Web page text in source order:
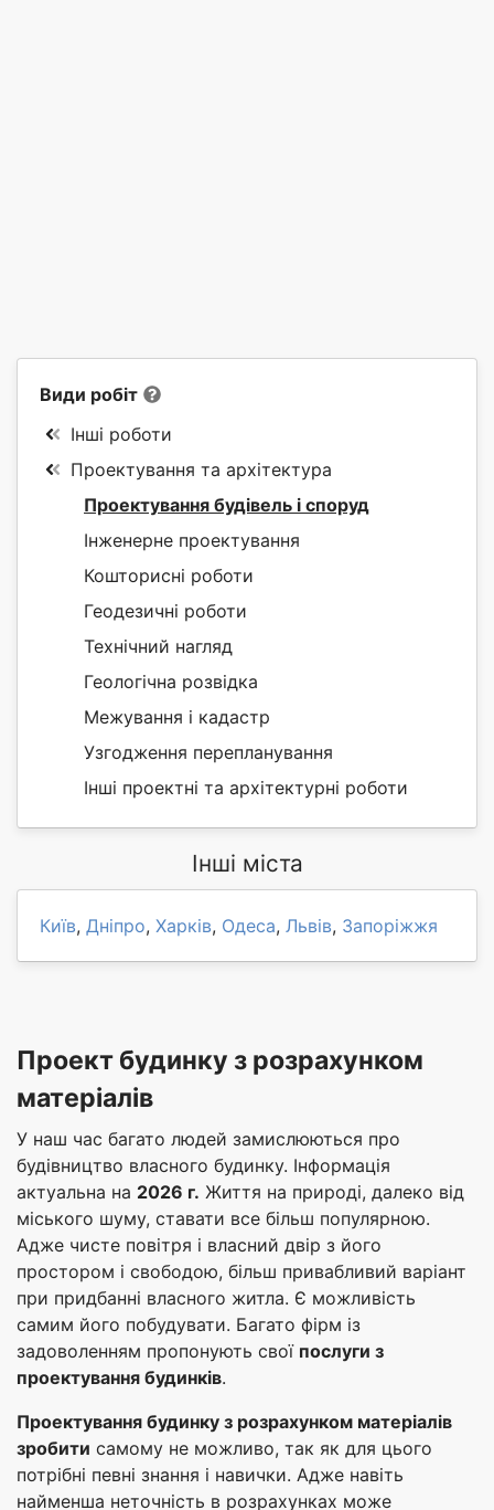
Види робіт
Інші роботи
Проектування та архітектура
Проектування будівель і споруд
Інженерне проектування
Кошторисні роботи
Геодезичні роботи
Технічний нагляд
Геологічна розвідка
Межування і кадастр
Узгодження перепланування
Інші проектні та архітектурні роботи
Інші міста
Київ, Дніпро, Харків, Одеса, Львів, Запоріжжя
Проект будинку з розрахунком
матеріалів
У наш час багато людей замислюються про
будівництво власного будинку. Інформація
актуальна на 2026 г. Життя на природі, далеко від
міського шуму, ставати все більш популярною.
Адже чисте повітря і власний двір з його
простором і свободою, більш привабливий варіант
при придбанні власного житла. Є можливість
самим його побудувати. Багато фірм із
задоволенням пропонують свої послуги з
проектування будинків.
Проектування будинку з розрахунком матеріалів
зробити самому не можливо, так як для цього
потрібні певні знання і навички. Адже навіть
найменша неточність в розрахунках може